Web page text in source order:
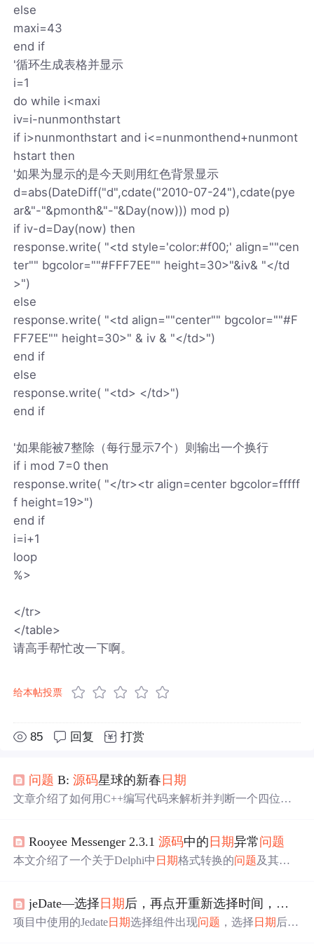
else
maxi=43
end if
'循环生成表格并显示
i=1
do while i<maxi
iv=i-nunmonthstart
if i>nunmonthstart and i<=nunmonthend+nunmont
hstart then
'如果为显示的是今天则用红色背景显示
d=abs(DateDiff("d",cdate("2010-07-24"),cdate(pye
ar&"-"&pmonth&"-"&Day(now))) mod p)
if iv-d=Day(now) then
response.write( "<td style='color:#f00;' align=""cen
ter"" bgcolor=""#FFF7EE"" height=30>"&iv& "</td
>")
else
response.write( "<td align=""center"" bgcolor=""#F
FF7EE"" height=30>" & iv & "</td>")
end if
else
response.write( "<td> </td>")
end if
'如果能被7整除（每行显示7个）则输出一个换行
if i mod 7=0 then
response.write( "</tr><tr align=center bgcolor=fffff
f height=19>")
end if
i=i+1
loop
%>
</tr>
</table>
请高手帮忙改一下啊。
给本帖投票
85 回复 打赏
问题 B:源码星球的新春 日期
文章介绍了如何用C++编写代码来解析并判断一个四位数
Rooyee Messenger 2.3.1源码中的 日期异常问题
本文介绍了一个关于Delphi中 日期格式转换的问题及其解
式、日期分隔符、时间分隔符及短时间格式，成功解决了
日期 字符串转换为日期类型的问题。
jeDate—选择 日期 后，再点开重新选择时间， 日期
项目中使用的Jedate日期选择组件出现问题 ，选择 日期 后再